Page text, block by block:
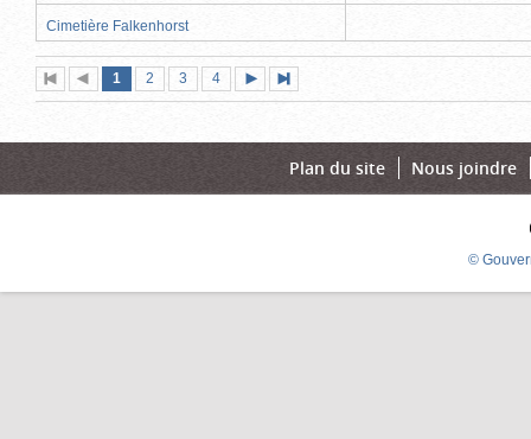
Cimetière Falkenhorst
Première
page
Page
précédente
Page
1 (page
actuelle)
Page
2 Page
3 Page
4
suivante
page
Plan du site Nous joindre
©